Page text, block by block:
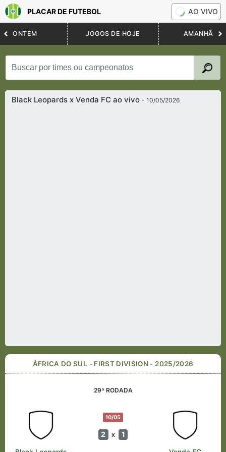
PLACAR DE FUTEBOL AO VIVO
ONTEM JOGOS DE HOJE AMANHÃ
Black Leopards x Venda FC ao vivo- 10/05/2026
ÁFRICA DO SUL - FIRST DIVISION - 2025/2026
29ª RODADA
10/05
2 x 1